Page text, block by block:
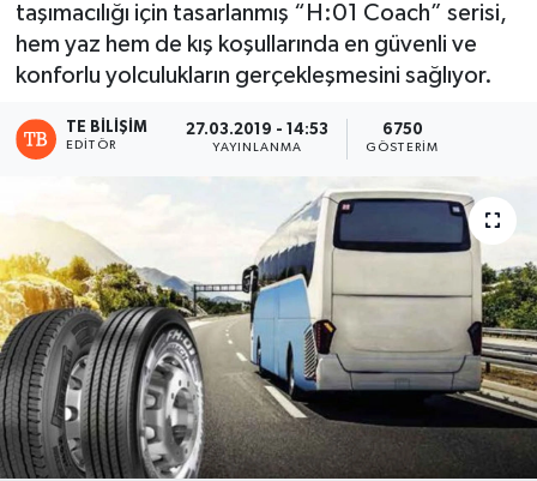
taşımacılığı için tasarlanmış “H:01 Coach” serisi,
hem yaz hem de kış koşullarında en güvenli ve
konforlu yolculukların gerçekleşmesini sağlıyor.
TE BILIŞIM
EDITÖR
27.03.2019 - 14:53
YAYINLANMA
6750
GÖSTERIM
TAŞITLAR